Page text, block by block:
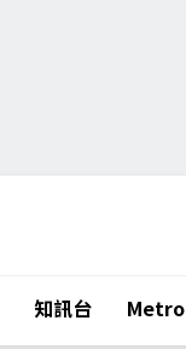
知訊台